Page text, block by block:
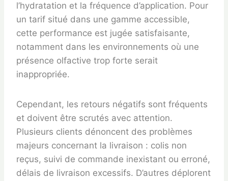
l’hydratation et la fréquence d’application. Pour
un tarif situé dans une gamme accessible,
cette performance est jugée satisfaisante,
notamment dans les environnements où une
présence olfactive trop forte serait
inappropriée.
Cependant, les retours négatifs sont fréquents
et doivent être scrutés avec attention.
Plusieurs clients dénoncent des problèmes
majeurs concernant la livraison : colis non
reçus, suivi de commande inexistant ou erroné,
délais de livraison excessifs. D’autres déplorent